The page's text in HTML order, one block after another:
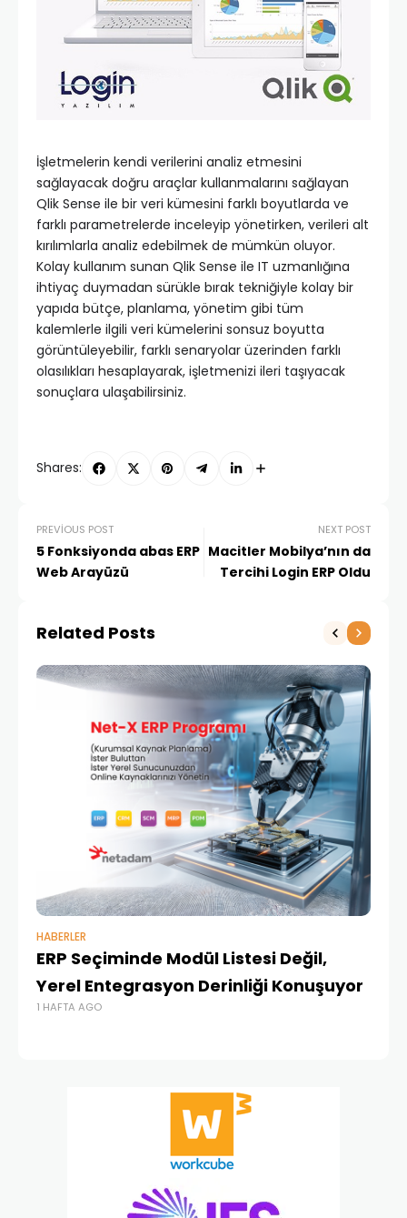
İşletmelerin kendi verilerini analiz etmesini
sağlayacak doğru araçlar kullanmalarını sağlayan
Qlik Sense ile bir veri kümesini farklı boyutlarda ve
farklı parametrelerde inceleyip yönetirken, verileri alt
kırılımlarla analiz edebilmek de mümkün oluyor.
Kolay kullanım sunan Qlik Sense ile IT uzmanlığına
ihtiyaç duymadan sürükle bırak tekniğiyle kolay bir
yapıda bütçe, planlama, yönetim gibi tüm
kalemlerle ilgili veri kümelerini sonsuz boyutta
görüntüleyebilir, farklı senaryolar üzerinden farklı
olasılıkları hesaplayarak, işletmenizi ileri taşıyacak
sonuçlara ulaşabilirsiniz.
Shares:
PREVIOUS POST
5 Fonksiyonda abas ERP
Web Arayüzü
NEXT POST
Macitler Mobilya’nın da
Tercihi Login ERP Oldu
Related Posts
HABERLER
ERP Seçiminde Modül Listesi Değil,
Yerel Entegrasyon Derinliği Konuşuyor
1 HAFTA AGO